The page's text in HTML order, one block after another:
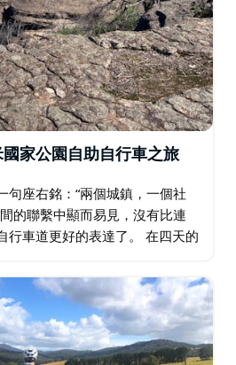
家公園自助自行車之旅
句座右銘：“兩個城鎮，一個社
的聯繫中顯而易見，沒有比連
行車道更好的表達了。 在四天的
小路穿過田園牧羊之鄉…